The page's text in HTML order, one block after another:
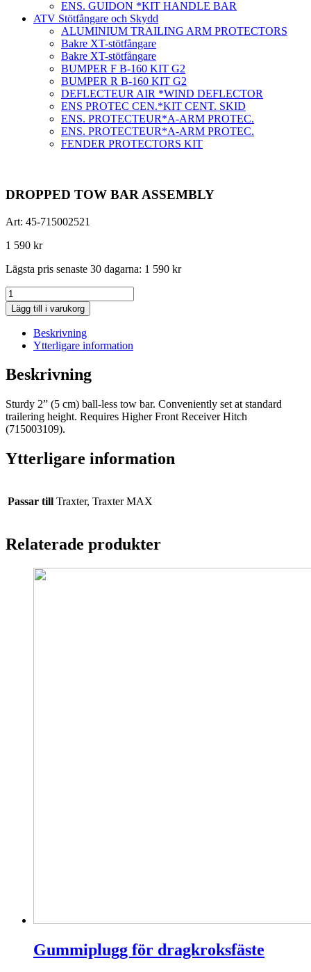
ENS. GUIDON *KIT HANDLE BAR
ATV Stötfångare och Skydd
ALUMINIUM TRAILING ARM PROTECTORS
Bakre XT-stötfångare
Bakre XT-stötfångare
BUMPER F B-160 KIT G2
BUMPER R B-160 KIT G2
DEFLECTEUR AIR *WIND DEFLECTOR
ENS PROTEC CEN.*KIT CENT. SKID
ENS. PROTECTEUR*A-ARM PROTEC.
ENS. PROTECTEUR*A-ARM PROTEC.
FENDER PROTECTORS KIT
DROPPED TOW BAR ASSEMBLY
Art: 45-715002521
1 590 kr
Lägsta pris senaste 30 dagarna: 1 590 kr
DROPPED
TOW
BAR
ASSEMBLY
mängd
Lägg till i varukorg
Beskrivning
Ytterligare information
Beskrivning
Sturdy 2” (5 cm) ball-less tow bar. Conveniently set at standard
trailering height. Requires Higher Front Receiver Hitch
(715003109).
Ytterligare information
Passar till Traxter, Traxter MAX
Relaterade produkter
Gummiplugg för dragkroksfäste